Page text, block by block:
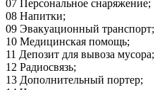
07 Персональное снаряжение;
08 Напитки;
09 Эвакуационный транспорт;
10 Медицинская помощь;
11 Депозит для вывоза мусора;
12 Радиосвязь;
13 Дополнительный портер;